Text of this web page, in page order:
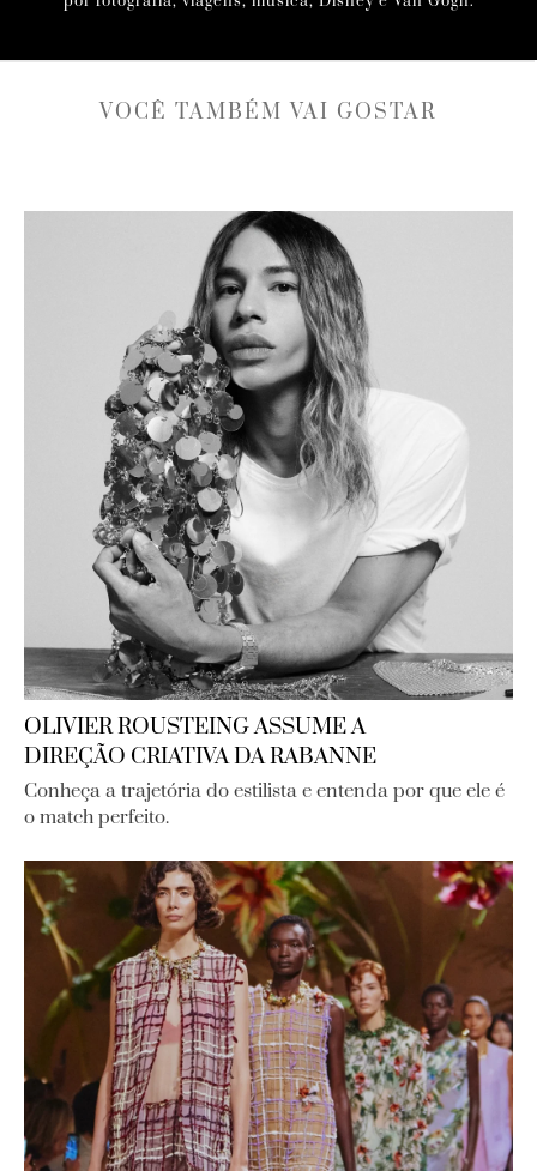
VOCÊ TAMBÉM VAI GOSTAR
OLIVIER ROUSTEING ASSUME A
DIREÇÃO CRIATIVA DA RABANNE
Conheça a trajetória do estilista e entenda por que ele é
o match perfeito.